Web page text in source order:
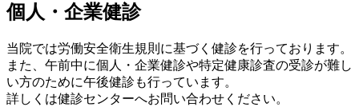
個人・企業健診
当院では労働安全衛生規則に基づく健診を行っております。
また、午前中に個人・企業健診や特定健康診査の受診が難し
い方のために午後健診も行っています。
詳しくは健診センターへお問い合わせください。